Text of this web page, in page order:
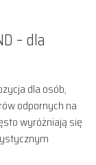
– dla
dla osób,
odpornych na
wyróżniają się